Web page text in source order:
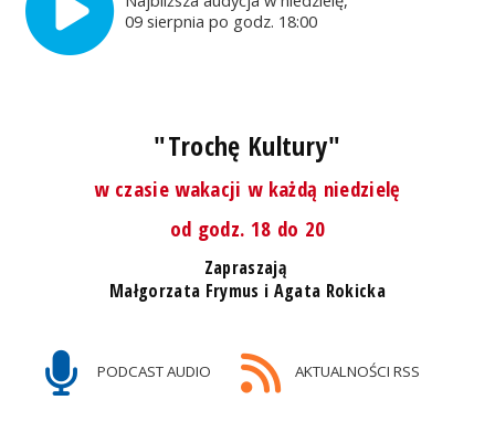
09 sierpnia po godz. 18:00
"Trochę Kultury"
w czasie wakacji w każdą niedzielę
od godz. 18 do 20
Zapraszają
Małgorzata Frymus i Agata Rokicka
PODCAST AUDIO AKTUALNOŚCI RSS